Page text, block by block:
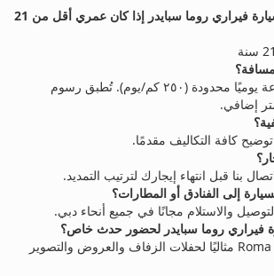
هل يمكنني استئجار سيارة فيراري روما سبايدر إذا كان عمري أقل من 21
نعم، المسافة المقطوعة يوميًا محدودة (٢٥٠ كم/يوم). تُطبق رسوم
إضافي.
كافة التكاليف مقدمًا.
بنا قبل انتهاء إيجارك لترتيب التمديد.
إلى الفنادق أو المطارات؟
والاستلام مجانًا في جميع أنحاء دبي.
فيراري روما سبايدر لحضور حدث خاص؟
بالتأكيد، يعتبر Roma Spider مثاليًا لحفلات الزفاف والعروض والتصوير